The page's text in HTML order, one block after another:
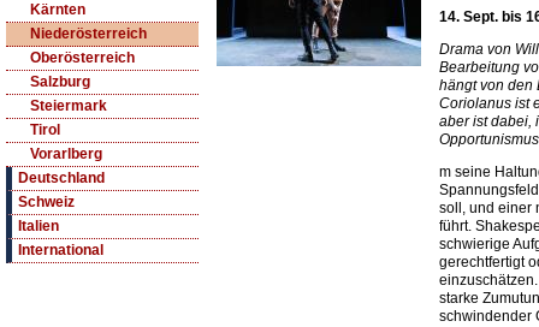
Kärnten
Niederösterreich
Oberösterreich
Salzburg
Steiermark
Tirol
Vorarlberg
Deutschland
Schweiz
Italien
International
14. Sept. bis
Drama von
Bearbeitung
hängt von den
Coriolanus ist
aber ist dabei,
m seine
soll, und einer
führt.
schwierige
gerechtfertigt
starke
schwindender